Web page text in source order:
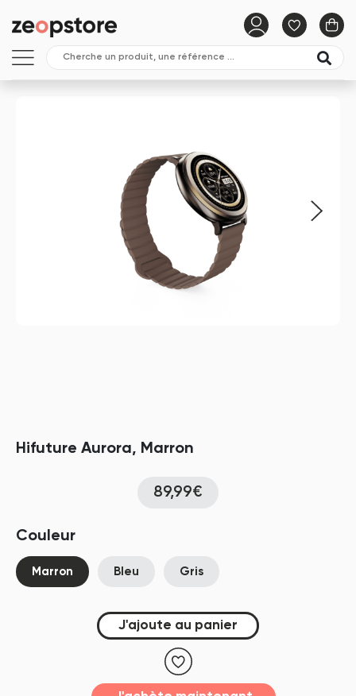
Hifuture Aurora, Marron
89,99€
Couleur
Marron Bleu Gris
J'ajoute au panier